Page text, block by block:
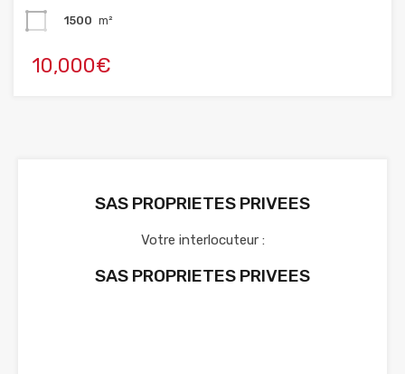
1500 m²
10,000€
SAS PROPRIETES PRIVEES
Votre interlocuteur :
SAS PROPRIETES PRIVEES